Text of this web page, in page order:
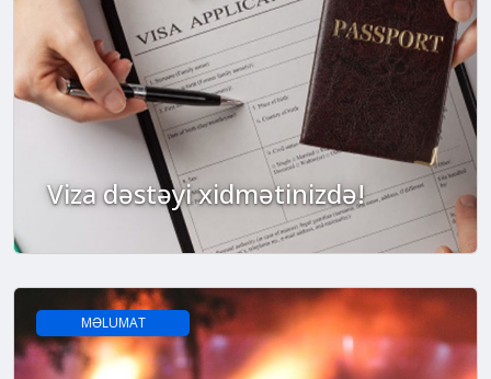
Viza dəstəyi xidmətinizdə!
MƏLUMAT